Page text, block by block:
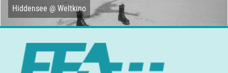
Hiddensee @ Weltkino